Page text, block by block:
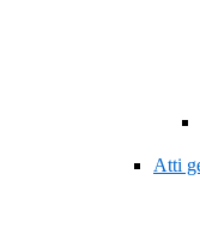
Atti